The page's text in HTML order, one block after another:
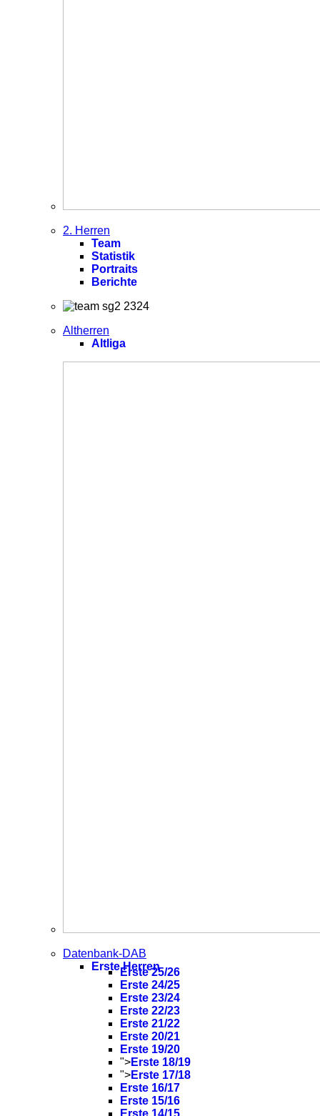
2. Herren
Team
Statistik
Portraits
Berichte
Altherren
Altliga
Datenbank-DAB
Erste Herren
Erste 25/26
Erste 24/25
Erste 23/24
Erste 22/23
Erste 21/22
Erste 20/21
Erste 19/20
">Erste 18/19
">Erste 17/18
Erste 16/17
Erste 15/16
Erste 14/15